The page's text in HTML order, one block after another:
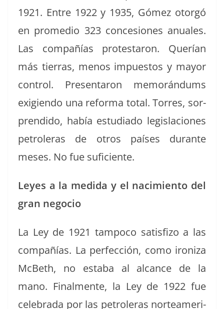
1921. Entre 1922 y 1935, Gómez otorgó
en prome­dio 323 con­ce­siones anuales.
Las com­pañías protes­taron. Querían
más tier­ras, menos impuestos y may­or
con­trol. Pre­sen­taron mem­o­rán­dums
exigien­do una refor­ma total. Tor­res, sor­
pren­di­do, había estu­di­a­do leg­is­la­ciones
petrol­eras de otros país­es durante
meses. No fue suficiente.
Leyes a la medi­da y el nacimien­to del
gran negocio
La Ley de 1921 tam­poco sat­is­fi­zo a las
com­pañías. La per­fec­ción, como ironiza
McBeth, no esta­ba al alcance de la
mano. Final­mente, la Ley de 1922 fue
cel­e­bra­da por las petrol­eras norteam­er­i­